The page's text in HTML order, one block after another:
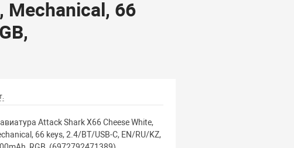
Mechanical, 66
Attack Shark X66 Cheese White,
66 keys, 2.4/BT/USB-C, EN/RU/KZ,